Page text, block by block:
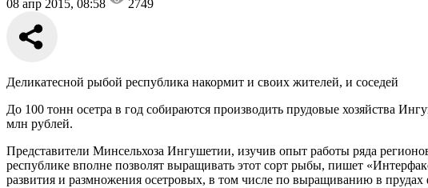
08 апр 2015, 08:58 2749
Деликатесной рыбой республика накормит и своих жителей, и соседей
До 100 тонн осетра в год собираются производить прудовые хозяйства
млн рублей.
Представители Минсельхоза Ингушетии, изучив опыт работы ряда
республике вполне позволят выращивать этот сорт рыбы, пишет
развития и размножения осетровых, в том числе по выращиванию в